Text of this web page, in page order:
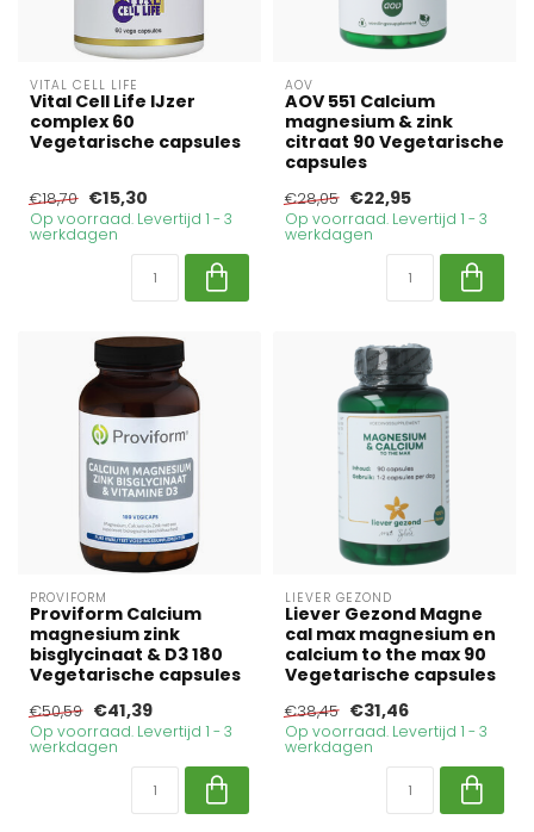
VITAL CELL LIFE
Vital Cell Life IJzer
complex 60
Vegetarische capsules
€18,70 €15,30
Op voorraad. Levertijd 1 - 3
werkdagen
AOV
AOV 551 Calcium
magnesium & zink
citraat 90 Vegetarische
capsules
€28,05 €22,95
Op voorraad. Levertijd 1 - 3
werkdagen
PROVIFORM
Proviform Calcium
magnesium zink
bisglycinaat & D3 180
Vegetarische capsules
€50,59 €41,39
Op voorraad. Levertijd 1 - 3
werkdagen
LIEVER GEZOND
Liever Gezond Magne
cal max magnesium en
calcium to the max 90
Vegetarische capsules
€38,45 €31,46
Op voorraad. Levertijd 1 - 3
werkdagen